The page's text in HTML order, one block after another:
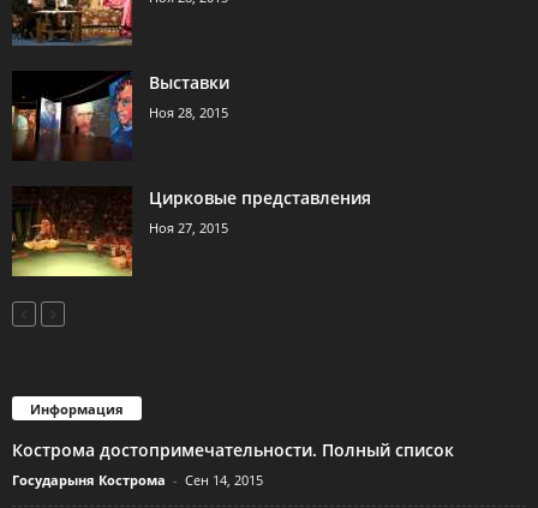
Выставки
Ноя 28, 2015
Цирковые представления
Ноя 27, 2015
Информация
Кострома достопримечательности. Полный список
Государыня Кострома - Сен 14, 2015